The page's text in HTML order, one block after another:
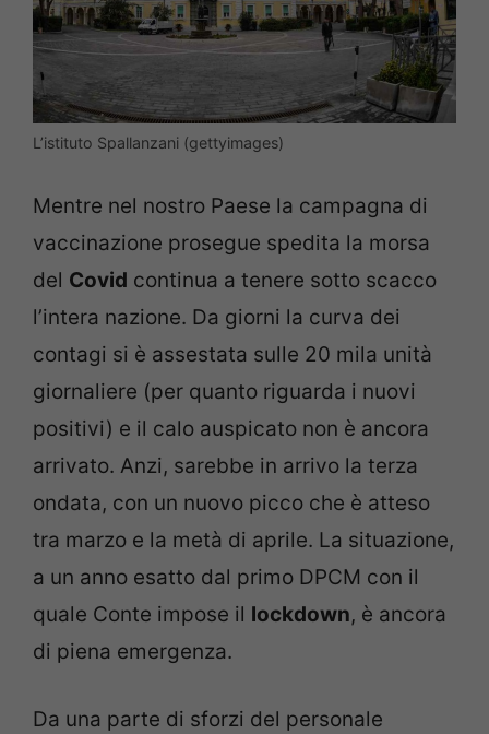
L’istituto Spallanzani (gettyimages)
Mentre nel nostro Paese la campagna di
vaccinazione prosegue spedita la morsa
del Covid continua a tenere sotto scacco
l’intera nazione. Da giorni la curva dei
contagi si è assestata sulle 20 mila unità
giornaliere (per quanto riguarda i nuovi
positivi) e il calo auspicato non è ancora
arrivato. Anzi, sarebbe in arrivo la terza
ondata, con un nuovo picco che è atteso
tra marzo e la metà di aprile. La situazione,
a un anno esatto dal primo DPCM con il
quale Conte impose il lockdown, è ancora
di piena emergenza.
Da una parte di sforzi del personale